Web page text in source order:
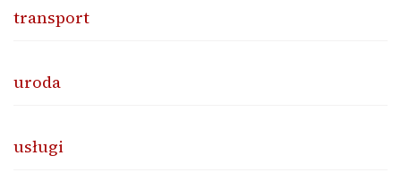
transport
uroda
usługi